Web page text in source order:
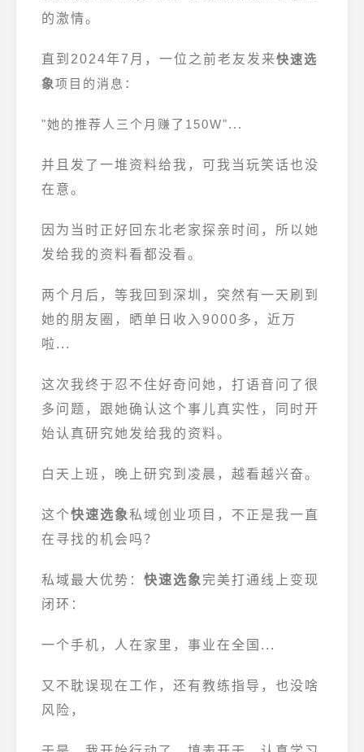
的激情。
直到2024年7月，一位之前老友发来快速选
象项目的消息：
"她的推荐人三个月赚了150W"...
并且发了一堆资料给我，可我当玩笑话也没
在意。
因为当时正好回东北老家探亲时间，所以她
发给我的资料看都没看。
两个月后，等我回到深圳，突然有一天刷到
她的朋友圈，晒单日收入9000多，近万
啦...
这次我终于忍不住好奇问她，打语音问了很
多问题，跟她确认这个事儿真实性，同时开
始认真研究她发给我的资料。
白天上班，晚上研究到凌晨，越看越兴奋。
这个快速选象私域创业项目，不正是我一直
在寻找的机会吗？
私域最大优势： 快速选象 完美打通线上变现
闭环：
一个手机，人在家里，事业在全国...
又不耽误现在工作，还有教练指导，也没啥
风险，